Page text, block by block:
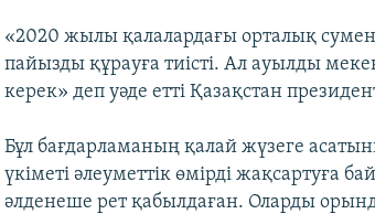
«2020 жылы қалалардағы орталық
пайызды құрауға тиісті. Ал ауылды
керек» деп уәде етті Қазақстан
Бұл бағдарламаның қалай жүзеге
үкіметі әлеуметтік өмірді жақсартуға
әлденеше рет қабылдаған. Оларды